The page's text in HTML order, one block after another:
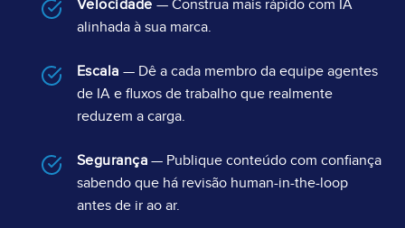
Velocidade — Construa mais rápido com IA
alinhada à sua marca.
Escala — Dê a cada membro da equipe agentes
de IA e fluxos de trabalho que realmente
reduzem a carga.
Segurança — Publique conteúdo com confiança
sabendo que há revisão human-in-the-loop
antes de ir ao ar.